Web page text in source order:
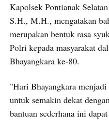
Kapolsek Pontianak
S.H., M.H., mengatakan
merupakan bentuk rasa
Polri kepada masyarakat
Bhayangkara ke-80.
"Hari Bhayangkara
untuk semakin dekat
bantuan sederhana ini